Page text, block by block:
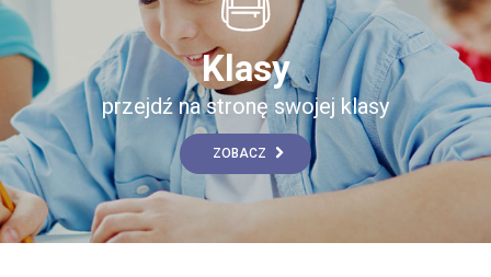
Klasy
przejdź na stronę swojej klasy
ZOBACZ